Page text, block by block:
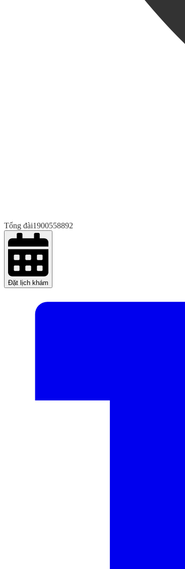
Tổng đài1900558892
Đặt lịch khám